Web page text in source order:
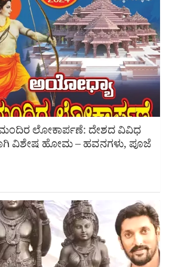
ಲೋಕಾರ್ಪಣೆ: ದೇಶದ ವಿವಿಧ
ವಿಶೇಷ ಹೋಮ – ಹವನಗಳು, ಪೂಜೆ